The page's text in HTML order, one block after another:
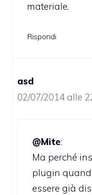
materiale.
Rispondi
asd
02/07/2014 alle
@Mite:
Ma perché
plugin
essere già